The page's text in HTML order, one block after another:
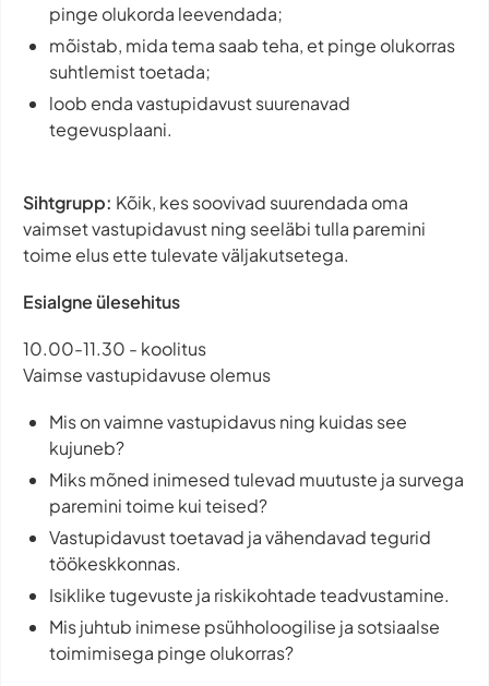
pinge olukorda leevendada;
mõistab, mida tema saab teha, et pinge olukorras
suhtlemist toetada;
loob enda vastupidavust suurenavad
tegevusplaani.
Sihtgrupp: Kõik, kes soovivad suurendada oma
vaimset vastupidavust ning seeläbi tulla paremini
toime elus ette tulevate väljakutsetega.
Esialgne ülesehitus
10.00-11.30 - koolitus
Vaimse vastupidavuse olemus
Mis on vaimne vastupidavus ning kuidas see
kujuneb?
Miks mõned inimesed tulevad muutuste ja survega
paremini toime kui teised?
Vastupidavust toetavad ja vähendavad tegurid
töökeskkonnas.
Isiklike tugevuste ja riskikohtade teadvustamine.
Mis juhtub inimese psühholoogilise ja sotsiaalse
toimimisega pinge olukorras?